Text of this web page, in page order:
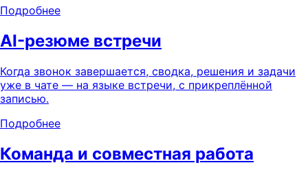
Подробнее
AI-резюме встречи
Когда звонок завершается, сводка, решения и задачи
уже в чате — на языке встречи, с прикреплённой
записью.
Подробнее
Команда и совместная работа